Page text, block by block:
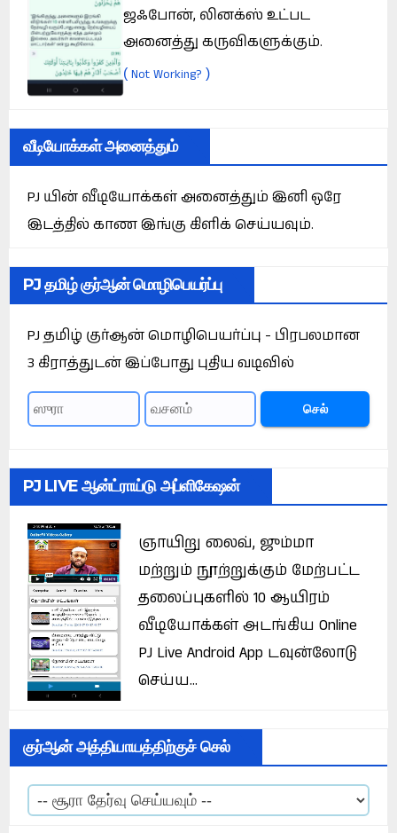
ஜஃபோன், லினக்ஸ் உட்பட
அனைத்து கருவிகளுக்கும்.
(Not Working? )
வீடியோக்கள் அனைத்தும்
PJ யின் வீடியோக்கள் அனைத்தும் இனி ஒரே
இடத்தில் காண இங்கு கிளிக் செய்யவும்.
PJ தமிழ் குர்ஆன் மொழிபெயர்ப்பு
PJ தமிழ் குர்ஆன் மொழிபெயர்ப்பு - பிரபலமான
3 கிராத்துடன் இப்போது புதிய வடிவில்
செல்
PJ LIVE ஆன்ட்ராய்டு அப்ளிகேஷன்
ஞாயிறு லைவ், ஜும்மா
மற்றும் நூற்றுக்கும் மேற்பட்ட
தலைப்புகளில் 10 ஆயிரம்
வீடியோக்கள் அடங்கிய Online
PJ Live Android App டவுன்லோடு
செய்ய...
குர்ஆன் அத்தியாயத்திற்குச் செல்